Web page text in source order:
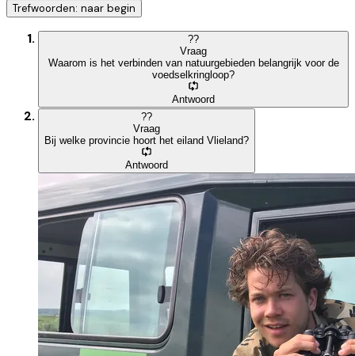
Trefwoorden: naar begin
??
Vraag
Waarom is het verbinden van natuurgebieden belangrijk voor de
voedselkringloop?
Antwoord
??
Vraag
Bij welke provincie hoort het eiland Vlieland?
Antwoord